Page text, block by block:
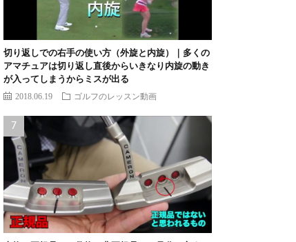
切り返しでの右手の使い方（外旋と内旋）｜多くの
アマチュアは切り返し直後からいきなり内旋の動き
が入ってしまうからミスが出る
2018.06.19 ゴルフのレッスン動画